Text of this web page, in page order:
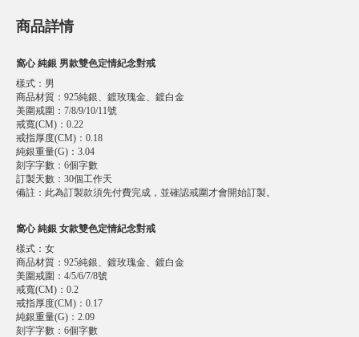
商品詳情
窩心 純銀 男款雙色定情紀念對戒
樣式 ： 男
商品材質 ： 925純銀、鍍玫瑰金、鍍白金
美圍戒圍 ： 7/8/9/10/11號
戒寬(CM) ： 0.22
戒指厚度(CM) ： 0.18
純銀重量(G) ： 3.04
刻字字數 ： 6個字數
訂製天數 ： 30個工作天
備註 ： 此為訂製款須先付費完成，並確認戒圍才會開始訂製。
窩心 純銀 女款雙色定情紀念對戒
樣式 ： 女
商品材質 ： 925純銀、鍍玫瑰金、鍍白金
美圍戒圍 ： 4/5/6/7/8號
戒寬(CM) ： 0.2
戒指厚度(CM) ： 0.17
純銀重量(G) ： 2.09
刻字字數 ： 6個字數